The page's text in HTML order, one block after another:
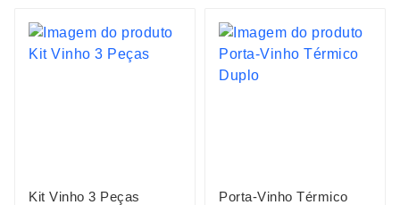
Kit Vinho 3 Peças
Porta-Vinho Térmico